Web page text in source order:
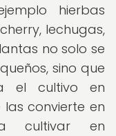
hierbas
lechugas,
no solo se
sino que
el cultivo en
convierte en
cultivar en